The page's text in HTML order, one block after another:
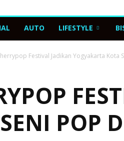
AUTO LIFESTYLE
Festival Jadikan Yogyakarta Kota
POP